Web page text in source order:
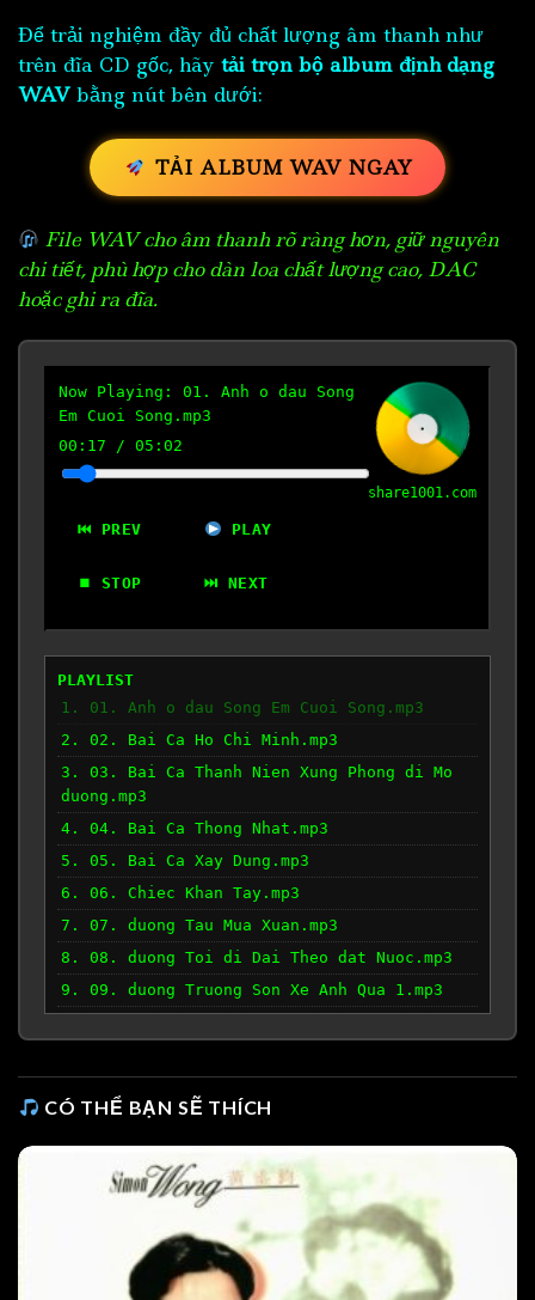
Để trải nghiệm đầy đủ chất lượng âm thanh như
trên đĩa CD gốc, hãy tải trọn bộ album định dạng
WAV bằng nút bên dưới:
TẢI ALBUM WAV NGAY
File WAV cho âm thanh rõ ràng hơn, giữ nguyên
chi tiết, phù hợp cho dàn loa chất lượng cao, DAC
hoặc ghi ra đĩa.
Now Playing: 01. Anh o dau Song
Em Cuoi Song.mp3
00:18 / 05:02
⏮ PREV PLAY
⏹ STOP ⏭ NEXT
share1001.com
PLAYLIST
1. 01. Anh o dau Song Em Cuoi Song.mp3
2. 02. Bai Ca Ho Chi Minh.mp3
3. 03. Bai Ca Thanh Nien Xung Phong di Mo
duong.mp3
4. 04. Bai Ca Thong Nhat.mp3
5. 05. Bai Ca Xay Dung.mp3
6. 06. Chiec Khan Tay.mp3
7. 07. duong Tau Mua Xuan.mp3
8. 08. duong Toi di Dai Theo dat Nuoc.mp3
9. 09. duong Truong Son Xe Anh Qua 1.mp3
13. 13. Mua Xuan Tren Thanh Pho Ho Chi
Minh.mp3
CÓ THỂ BẠN SẼ THÍCH